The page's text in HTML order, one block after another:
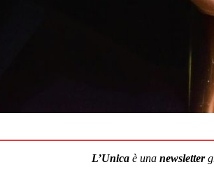
L’Unicaè una newsletter